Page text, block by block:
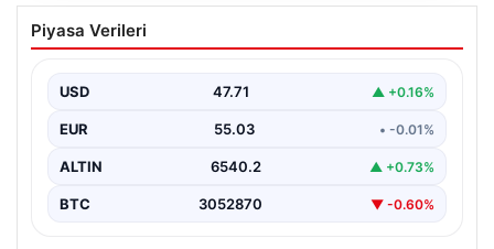
Beşiktaşlı Hyeon-gyu Oh’un düğün
dansında yakaladığı coşku
düzenlediği düğünde sahneye çıkarak eğlenceli bir
dans performansı…
Piyasa Verileri
USD 47.71 ▲ +0.16%
EUR 55.03 • -0.01%
ALTIN 6540.2 ▲ +0.73%
BTC 3052870 ▼ -0.60%